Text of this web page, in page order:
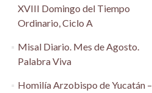
XVIII Domingo del Tiempo
Ordinario, Ciclo A
Misal Diario. Mes de Agosto.
Palabra Viva
Homilía Arzobispo de Yucatán –